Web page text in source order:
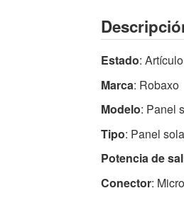
RP01Y
para
Cámara
Seguridad
Exterior
-
Alta
calidad
Accesorios
Estado:
Marca: Robaxo
Modelo: Panel
Tipo: Panel
Potencia de
Conector: